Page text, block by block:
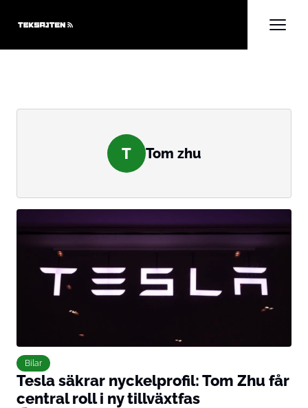
T Tom zhu
Bilar
Tesla säkrar nyckelprofil: Tom Zhu får
central roll i ny tillväxtfas